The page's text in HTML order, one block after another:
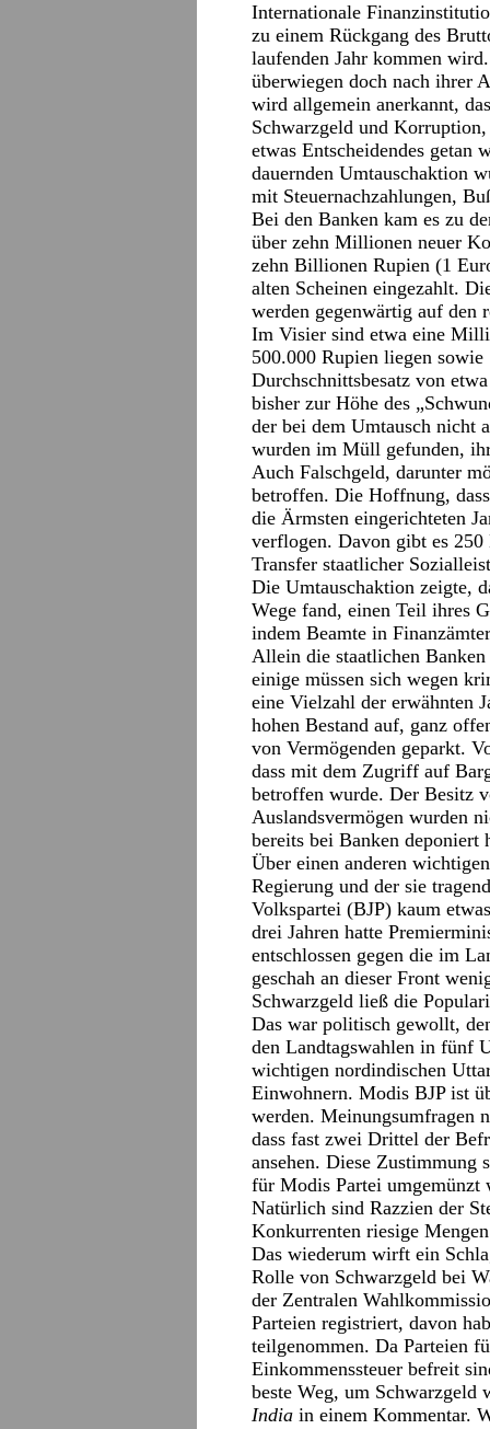
Internationale
zu einem Rückgang des
laufenden Jahr kommen
überwiegen doch nach ihrer
wird allgemein anerkannt,
Schwarzgeld und
etwas Entscheidendes getan
dauernden Umtauschaktion
mit Steuernachzahlungen,
Bei den Banken kam es zu
über zehn Millionen neuer
zehn Billionen Rupien (1
alten Scheinen eingezahlt.
werden gegenwärtig auf den
Im Visier sind etwa eine
500.000 Rupien liegen
Durchschnittsbesatz von
bisher zur Höhe des
der bei dem Umtausch nicht
wurden im Müll gefunden,
Auch Falschgeld, darunter
betroffen. Die Hoffnung,
die Ärmsten eingerichteten
verflogen. Davon gibt es
Transfer staatlicher
Die Umtauschaktion zeigte,
Wege fand, einen Teil ihres
indem Beamte in
Allein die staatlichen
einige müssen sich wegen
eine Vielzahl der erwähnten
hohen Bestand auf, ganz
von Vermögenden geparkt.
dass mit dem Zugriff auf
betroffen wurde. Der Besitz
Auslandsvermögen wurden
bereits bei Banken deponiert
Über einen anderen
Regierung und der sie
Volkspartei (BJP) kaum
drei Jahren hatte
entschlossen gegen die im
geschah an dieser Front
Schwarzgeld ließ die
Das war politisch gewollt,
den Landtagswahlen in fünf
wichtigen nordindischen
Einwohnern. Modis BJP ist
werden. Meinungsumfragen
dass fast zwei Drittel der
ansehen. Diese Zustimmung
für Modis Partei umgemünzt
Natürlich sind Razzien der
Konkurrenten riesige
Das wiederum wirft ein
Rolle von Schwarzgeld bei
der Zentralen
Parteien registriert, davon
teilgenommen. Da Parteien
Einkommenssteuer befreit
beste Weg, um
India in einem Kommentar.